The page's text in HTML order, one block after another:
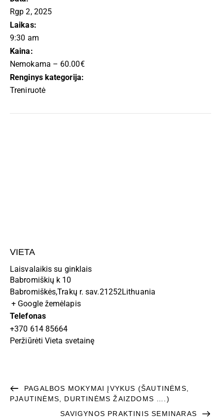
Rgp 2, 2025
Laikas:
9:30 am
Kaina:
Nemokama – 60.00€
Renginys kategorija:
Treniruotė
VIETA
Laisvalaikis su ginklais
Babromiškių k 10
Babromiškės,Trakų r. sav.21252Lithuania
+ Google žemėlapis
Telefonas
+370 614 85664
Peržiūrėti Vieta svetainę
PAGALBOS MOKYMAI ĮVYKUS (ŠAUTINĖMS,
PJAUTINĖMS, DURTINĖMS ŽAIZDOMS ….)
SAVIGYNOS PRAKTINIS SEMINARAS